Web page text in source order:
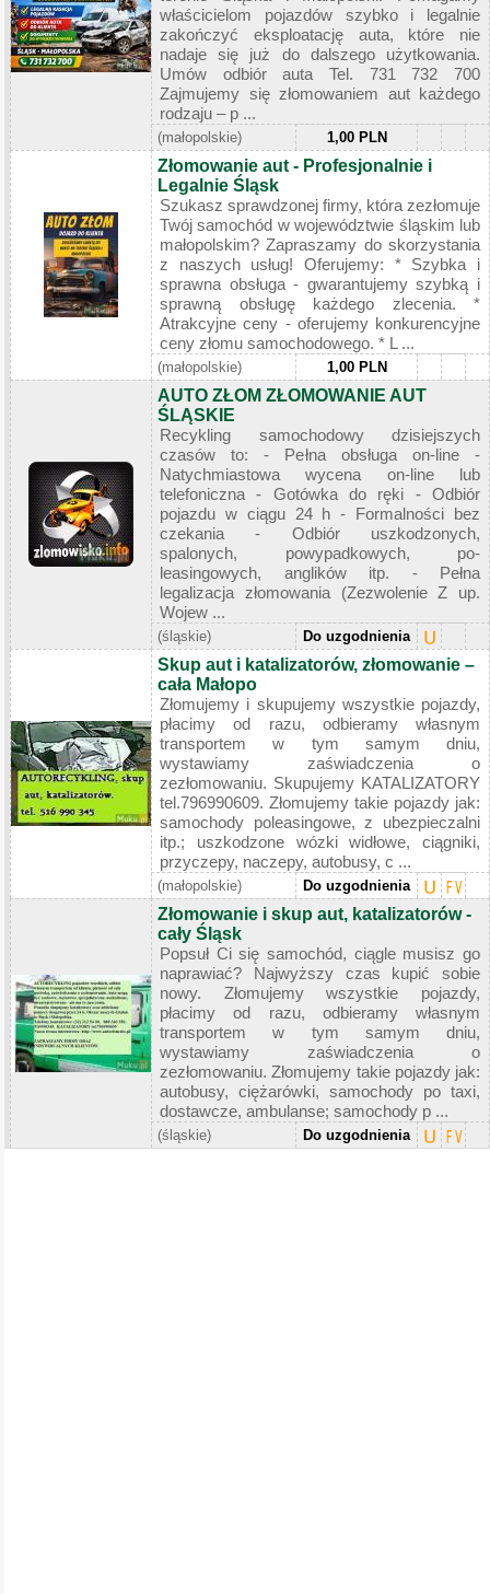
właścicielom pojazdów szybko i legalnie
zakończyć eksploatację auta, które nie
nadaje się już do dalszego użytkowania.
Umów odbiór auta Tel. 731 732 700
Zajmujemy się złomowaniem aut każdego
rodzaju – p ...
(małopolskie) 1,00 PLN
Złomowanie aut - Profesjonalnie i
Legalnie Śląsk
Szukasz sprawdzonej firmy, która zezłomuje
Twój samochód w województwie śląskim lub
małopolskim? Zapraszamy do skorzystania
z naszych usług! Oferujemy: * Szybka i
sprawna obsługa - gwarantujemy szybką i
sprawną obsługę każdego zlecenia. *
Atrakcyjne ceny - oferujemy konkurencyjne
ceny złomu samochodowego. * L ...
(małopolskie) 1,00 PLN
AUTO ZŁOM ZŁOMOWANIE AUT
ŚLĄSKIE
Recykling samochodowy dzisiejszych
czasów to: - Pełna obsługa on-line -
Natychmiastowa wycena on-line lub
telefoniczna - Gotówka do ręki - Odbiór
pojazdu w ciągu 24 h - Formalności bez
czekania - Odbiór uszkodzonych,
spalonych, powypadkowych, po-
leasingowych, anglików itp. - Pełna
legalizacja złomowania (Zezwolenie Z up.
Wojew ...
(śląskie) Do uzgodnienia
Skup aut i katalizatorów, złomowanie –
cała Małopo
Złomujemy i skupujemy wszystkie pojazdy,
płacimy od razu, odbieramy własnym
transportem w tym samym dniu,
wystawiamy zaświadczenia o
zezłomowaniu. Skupujemy KATALIZATORY
tel.796990609. Złomujemy takie pojazdy jak:
samochody poleasingowe, z ubezpieczalni
itp.; uszkodzone wózki widłowe, ciągniki,
przyczepy, naczepy, autobusy, c ...
(małopolskie) Do uzgodnienia
Złomowanie i skup aut, katalizatorów -
cały Śląsk
Popsuł Ci się samochód, ciągle musisz go
naprawiać? Najwyższy czas kupić sobie
nowy. Złomujemy wszystkie pojazdy,
płacimy od razu, odbieramy własnym
transportem w tym samym dniu,
wystawiamy zaświadczenia o
zezłomowaniu. Złomujemy takie pojazdy jak:
autobusy, ciężarówki, samochody po taxi,
dostawcze, ambulanse; samochody p ...
(śląskie) Do uzgodnienia